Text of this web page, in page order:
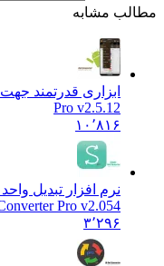
مشابه
ابزاری قدرتمند جهت
Pro v2.5.12
۱۰٬۸۱۶
نرم افزار تبدیل واحد
Converter Pro v2.054
۳٬۲۹۶